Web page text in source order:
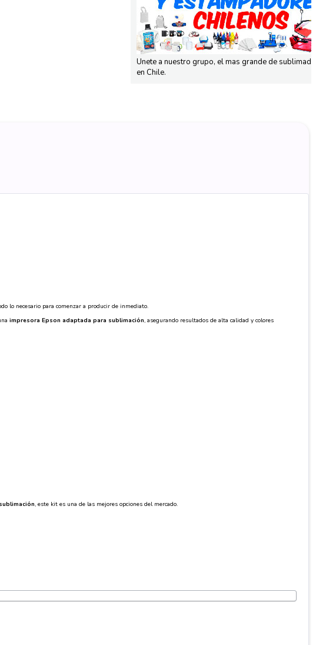
Unete a nuestro grupo, el mas grande de
en Chile.
lo necesario para comenzar a producir de inmediato.
impresora Epson adaptada para sublimación, asegurando resultados de alta calidad y colores
, este kit es una de las mejores opciones del mercado.